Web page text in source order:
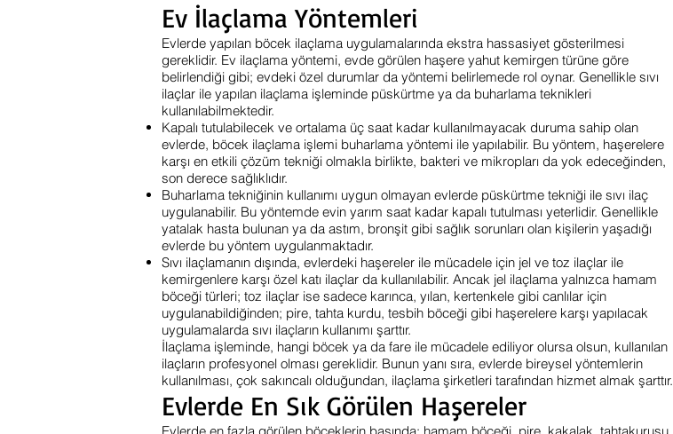
Ev İlaçlama Yöntemleri
Evlerde yapılan böcek ilaçlama uygulamalarında ekstra hassasiyet gösterilmesi
gereklidir. Ev ilaçlama yöntemi, evde görülen haşere yahut kemirgen türüne göre
belirlendiği gibi; evdeki özel durumlar da yöntemi belirlemede rol oynar. Genellikle sıvı
ilaçlar ile yapılan ilaçlama işleminde püskürtme ya da buharlama teknikleri
kullanılabilmektedir.
Kapalı tutulabilecek ve ortalama üç saat kadar kullanılmayacak duruma sahip olan
evlerde, böcek ilaçlama işlemi buharlama yöntemi ile yapılabilir. Bu yöntem, haşerelere
karşı en etkili çözüm tekniği olmakla birlikte, bakteri ve mikropları da yok edeceğinden,
son derece sağlıklıdır.
Buharlama tekniğinin kullanımı uygun olmayan evlerde püskürtme tekniği ile sıvı ilaç
uygulanabilir. Bu yöntemde evin yarım saat kadar kapalı tutulması yeterlidir. Genellikle
yatalak hasta bulunan ya da astım, bronşit gibi sağlık sorunları olan kişilerin yaşadığı
evlerde bu yöntem uygulanmaktadır.
Sıvı ilaçlamanın dışında, evlerdeki haşereler ile mücadele için jel ve toz ilaçlar ile
kemirgenlere karşı özel katı ilaçlar da kullanılabilir. Ancak jel ilaçlama yalnızca hamam
böceği türleri; toz ilaçlar ise sadece karınca, yılan, kertenkele gibi canlılar için
uygulanabildiğinden; pire, tahta kurdu, tesbih böceği gibi haşerelere karşı yapılacak
uygulamalarda sıvı ilaçların kullanımı şarttır.
İlaçlama işleminde, hangi böcek ya da fare ile mücadele ediliyor olursa olsun, kullanılan
ilaçların profesyonel olması gereklidir. Bunun yanı sıra, evlerde bireysel yöntemlerin
kullanılması, çok sakıncalı olduğundan, ilaçlama şirketleri tarafından hizmet almak şarttır.
Evlerde En Sık Görülen Haşereler